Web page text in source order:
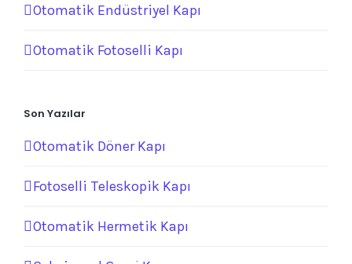
Otomatik Endüstriyel Kapı
Otomatik Fotoselli Kapı
Son Yazılar
Otomatik Döner Kapı
Fotoselli Teleskopik Kapı
Otomatik Hermetik Kapı